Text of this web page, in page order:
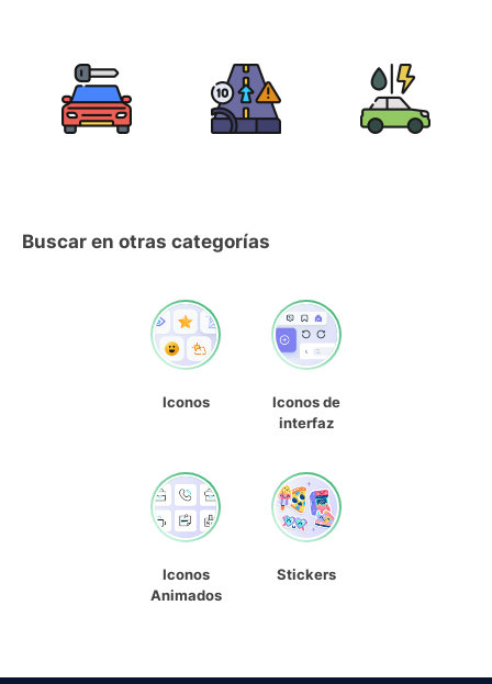
Buscar en otras categorías
Iconos
Iconos de
interfaz
Iconos
Animados
Stickers